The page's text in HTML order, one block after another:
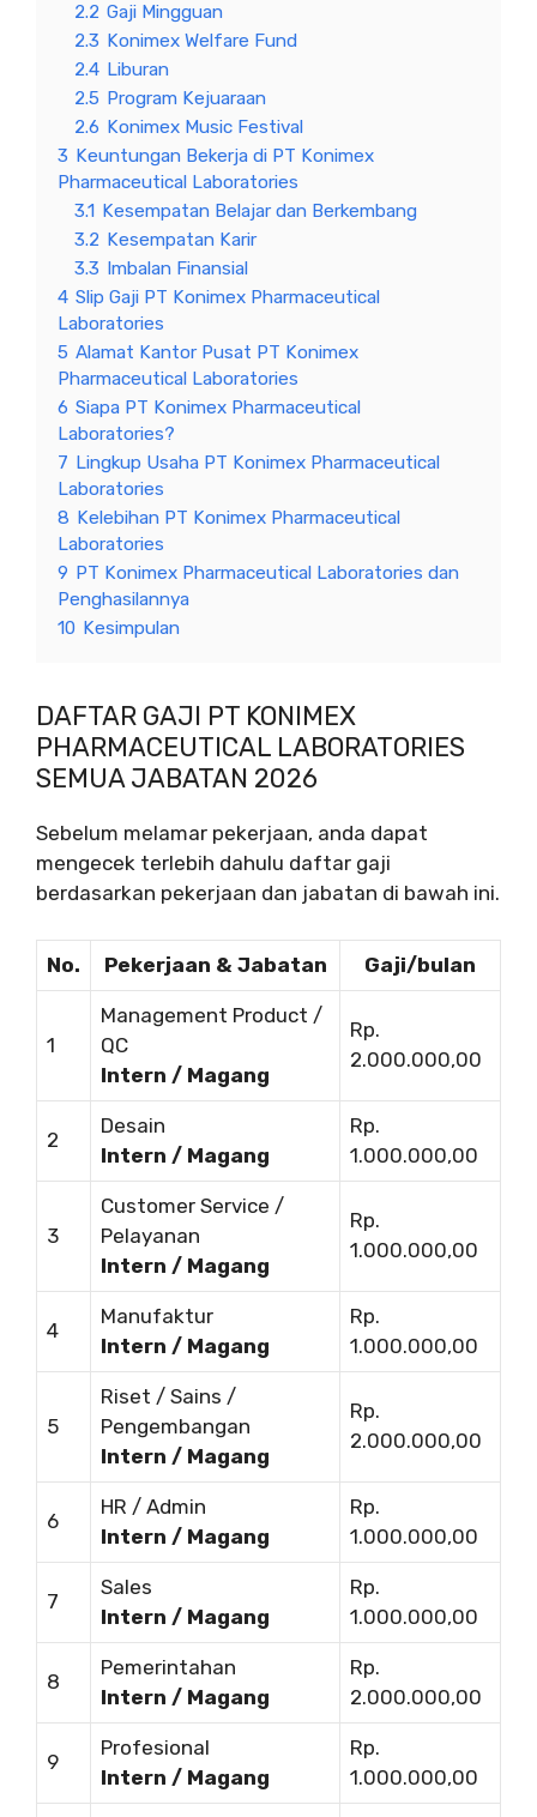
2.2 Gaji Mingguan
2.3 Konimex Welfare Fund
2.4 Liburan
2.5 Program Kejuaraan
2.6 Konimex Music Festival
3 Keuntungan Bekerja di PT Konimex
Pharmaceutical Laboratories
3.1 Kesempatan Belajar dan Berkembang
3.2 Kesempatan Karir
3.3 Imbalan Finansial
4 Slip Gaji PT Konimex Pharmaceutical
Laboratories
5 Alamat Kantor Pusat PT Konimex
Pharmaceutical Laboratories
6 Siapa PT Konimex Pharmaceutical
Laboratories?
7 Lingkup Usaha PT Konimex Pharmaceutical
Laboratories
8 Kelebihan PT Konimex Pharmaceutical
Laboratories
9 PT Konimex Pharmaceutical Laboratories dan
Penghasilannya
10 Kesimpulan
DAFTAR GAJI PT KONIMEX
PHARMACEUTICAL LABORATORIES
SEMUA JABATAN 2026
Sebelum melamar pekerjaan, anda dapat
mengecek terlebih dahulu daftar gaji
berdasarkan pekerjaan dan jabatan di bawah ini.
No. Pekerjaan & Jabatan Gaji/bulan
1
Management Product /
QC
Intern / Magang
Rp.
2.000.000,00
2
Desain
Intern / Magang
Rp.
1.000.000,00
3
Customer Service /
Pelayanan
Intern / Magang
Rp.
1.000.000,00
4
Manufaktur
Intern / Magang
Rp.
1.000.000,00
5
Riset / Sains /
Pengembangan
Intern / Magang
Rp.
2.000.000,00
6
HR / Admin
Intern / Magang
Rp.
1.000.000,00
7
Sales
Intern / Magang
Rp.
1.000.000,00
8
Pemerintahan
Intern / Magang
Rp.
2.000.000,00
9
Profesional
Intern / Magang
Rp.
1.000.000,00